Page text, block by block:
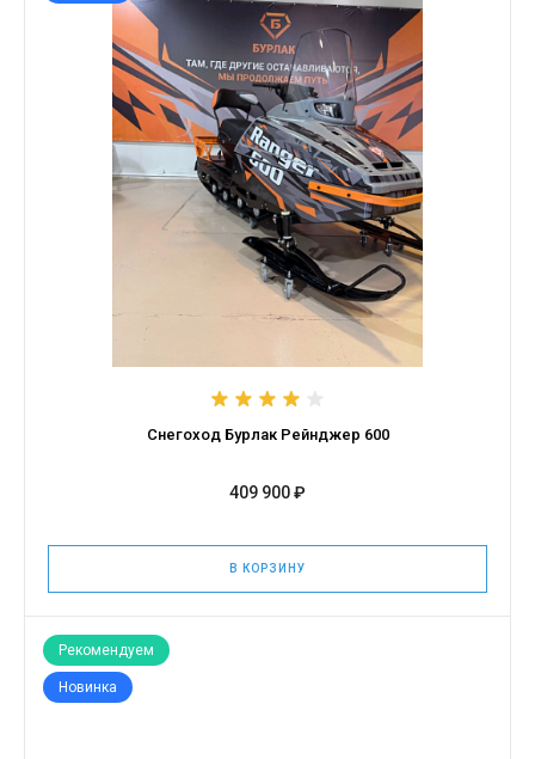
Снегоход Бурлак Рейнджер 600
409 900 ₽
В КОРЗИНУ
Рекомендуем
Новинка